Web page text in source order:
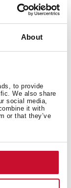
About
to provide
We also share
social media,
it with
or that they’ve